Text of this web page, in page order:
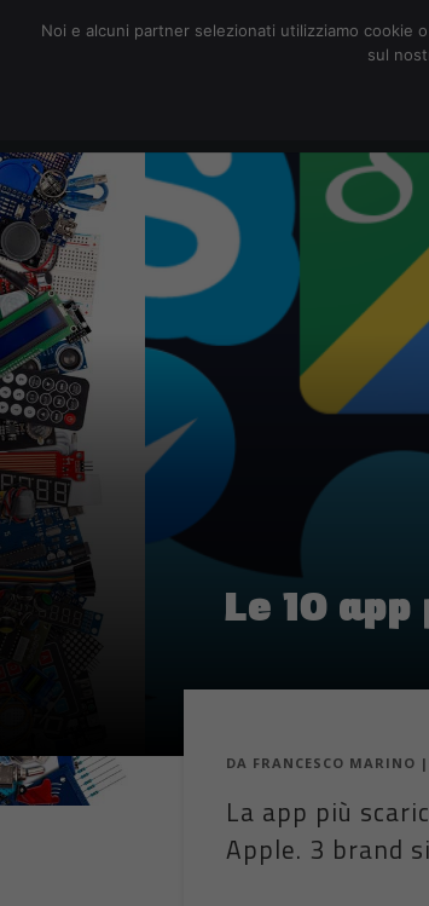
Le 10
DA FRANCESCO MARINO |
La app più
Apple. 3 brand
Noi e alcuni partner selezionati utilizziamo
sul